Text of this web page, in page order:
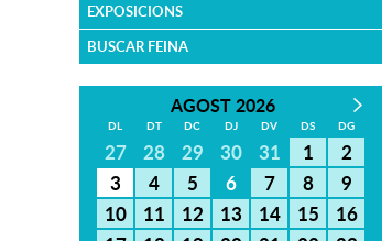
EXPOSICIONS
BUSCAR FEINA
AGOST 2026
DL DT DC DJ DV DS DG
27 28 29 30 31 1
2
3
4 5 6 7 8
9
10
11 12 13 14 15
16